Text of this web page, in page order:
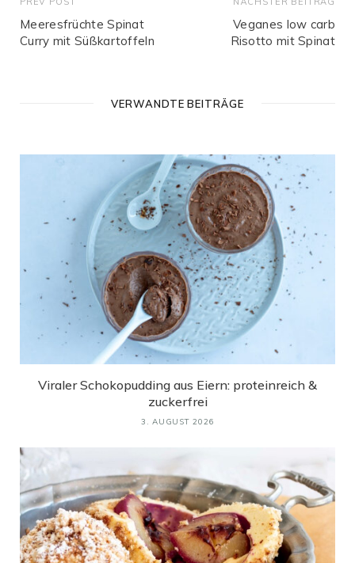
Meeresfrüchte Spinat
Curry mit Süßkartoffeln
Veganes low carb
Risotto mit Spinat
VERWANDTE BEITRÄGE
Viraler Schokopudding aus Eiern: proteinreich &
zuckerfrei
3. AUGUST 2026